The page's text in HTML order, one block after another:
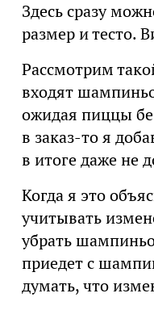
Здесь сразу
размер и тесто.
Рассмотрим
входят
ожидая пиццы
в заказ-то я
в итоге даже не
Когда я это
учитывать
убрать
приедет с
думать, что